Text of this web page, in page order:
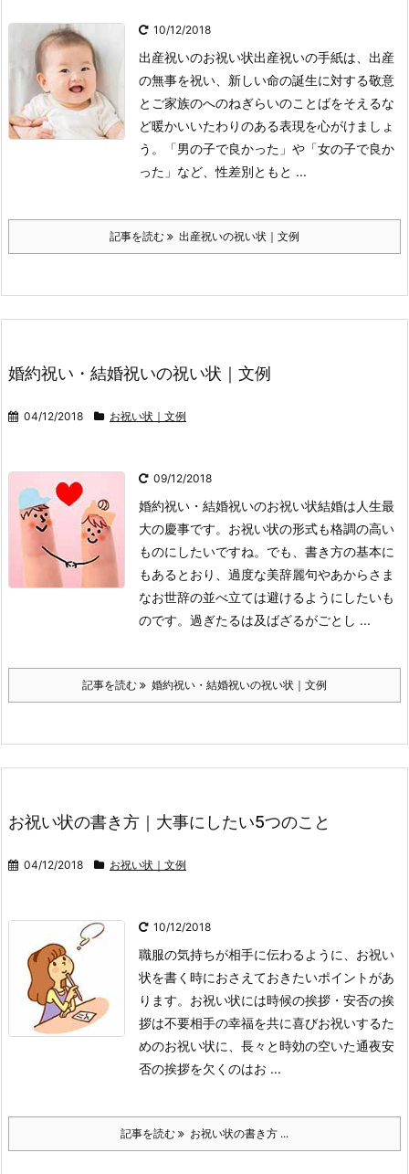
10/12/2018
出産祝いのお祝い状出産祝いの手紙は、出産
の無事を祝い、新しい命の誕生に対する敬意
とご家族のへのねぎらいのことばをそえるな
ど暖かいいたわりのある表現を心がけましょ
う。
「男の子で良かった」や「女の子で良か
った」など、性差別ともと ...
記事を読む 出産祝いの祝い状｜文例
婚約祝い・結婚祝いの祝い状｜文例
04/12/2018 お祝い状｜文例
09/12/2018
婚約祝い・結婚祝いのお祝い状結婚は人生最
大の慶事です。お祝い状の形式も格調の高い
ものにしたいですね。でも、書き方の基本に
もあるとおり、過度な美辞麗句やあからさま
なお世辞の並べ立ては避けるようにしたいも
のです。過ぎたるは及ばざるがごとし ...
記事を読む 婚約祝い・結婚祝いの祝い状｜文例
お祝い状の書き方｜大事にしたい5つのこと
04/12/2018 お祝い状｜文例
10/12/2018
職服の気持ちが相手に伝わるように、お祝い
状を書く時におさえておきたいポイントがあ
ります。 お祝い状には時候の挨拶・安否の挨
拶は不要相手の幸福を共に喜びお祝いするた
めのお祝い状に、長々と時効の空いた通夜安
否の挨拶を欠くのはお ...
記事を読む お祝い状の書き方 ...